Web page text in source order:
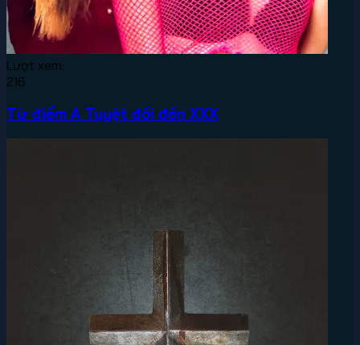
Lượt xem:
216
Từ điểm A Tuyệt đối đến XXX